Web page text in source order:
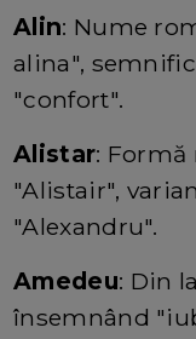
Alin: Nume
alina",
"confort".
Alistar: Formă
"Alistair",
"Alexandru".
Amedeu: Din
însemnând